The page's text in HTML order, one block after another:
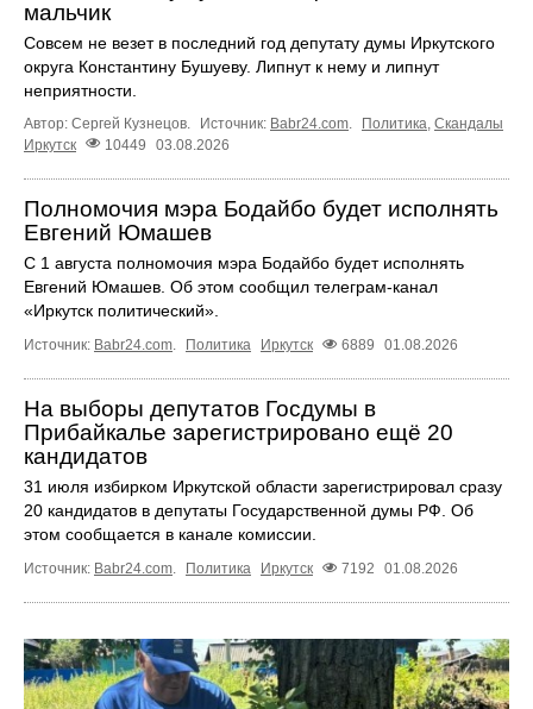
мальчик
Совсем не везет в последний год депутату думы Иркутского
округа Константину Бушуеву. Липнут к нему и липнут
неприятности.
Автор: Сергей Кузнецов. Источник: Babr24.com. Политика, Скандалы
Иркутск
10449 03.08.2026
Полномочия мэра Бодайбо будет исполнять
Евгений Юмашев
С 1 августа полномочия мэра Бодайбо будет исполнять
Евгений Юмашев. Об этом сообщил телеграм-канал
«Иркутск политический».
Источник: Babr24.com Политика Иркутск 6889 01.08.2026
На выборы депутатов Госдумы в
Прибайкалье зарегистрировано ещё 20
кандидатов
31 июля избирком Иркутской области зарегистрировал сразу
20 кандидатов в депутаты Государственной думы РФ. Об
этом сообщается в канале комиссии.
Источник: Babr24.com Политика Иркутск 7192 01.08.2026